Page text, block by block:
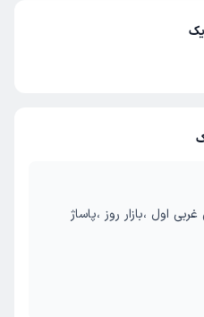
اول ،بازار روز ،پاساژ